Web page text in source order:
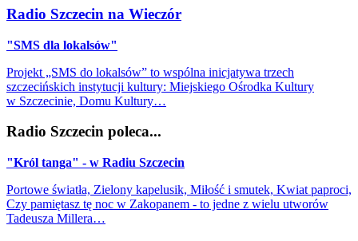
Radio Szczecin na Wieczór
"SMS dla lokalsów"
Projekt „SMS do lokalsów” to wspólna inicjatywa trzech
szczecińskich instytucji kultury: Miejskiego Ośrodka Kultury
w Szczecinie, Domu Kultury…
Radio Szczecin poleca...
"Król tanga" - w Radiu Szczecin
Portowe światła, Zielony kapelusik, Miłość i smutek, Kwiat paproci,
Czy pamiętasz tę noc w Zakopanem - to jedne z wielu utworów
Tadeusza Millera…